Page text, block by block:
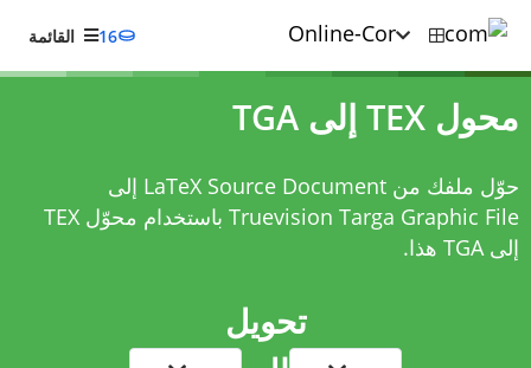
16 القائمة
محول TEX إلى TGA
حوّل ملفك من LaTeX Source Document إلى
Truevision Targa Graphic File باستخدام
محوّل TEX
إلى TGA
هذا.
تحويل